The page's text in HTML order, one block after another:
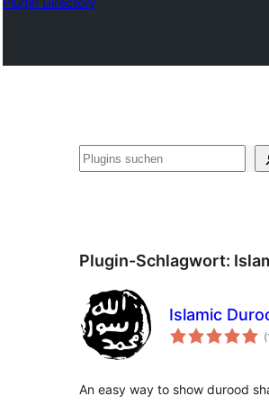
Suchen
Plugin-Schlagwort:
Islamic
An easy way to show durood